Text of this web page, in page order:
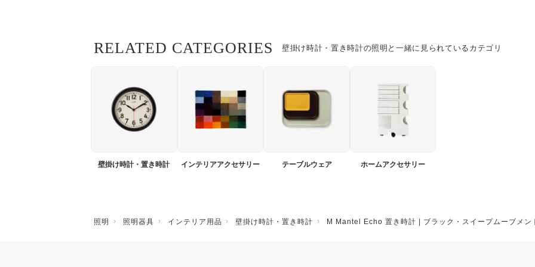
壁掛け時計・置き時計の照明と一緒に見られているカテゴリ
RELATED CATEGORIES
壁掛け時計・置き時計 インテリアアクセサリー テーブルウェア ホームアクセサリー
照明 照明器具 インテリア用品 壁掛け時計・置き時計 M Mantel Echo 置き時計 | ブラック・スイープムーブメン